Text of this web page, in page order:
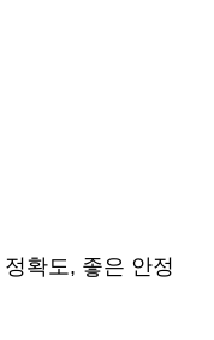
확도, 좋은 안정